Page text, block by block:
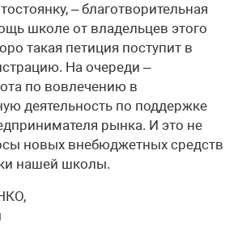
– благотворительная
школе от владельцев этого
такая петиция поступит в
На очереди –
по вовлечению в
деятельность по поддержке
рынка. И это не
новых внебюджетных средств
нашей школы.